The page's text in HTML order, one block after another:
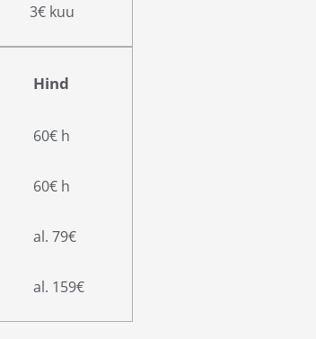
3€ kuu
Hind
60€ h
60€ h
al. 79€
al. 159€